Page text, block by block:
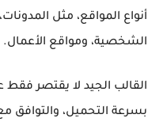
أنواع المواقع، مثل
الشخصية، ومواقع الأعمال.
القالب الجيد لا يقتصر
بسرعة التحميل، والتوافق